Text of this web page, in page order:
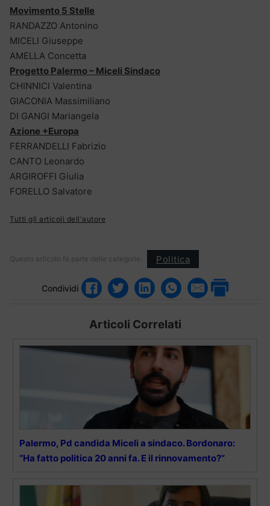
Movimento 5 Stelle
RANDAZZO Antonino
MICELI Giuseppe
AMELLA Concetta
Progetto Palermo – Miceli Sindaco
CHINNICI Valentina
GIACONIA Massimiliano
DI GANGI Mariangela
Azione +Europa
FERRANDELLI Fabrizio
CANTO Leonardo
ARGIROFFI Giulia
FORELLO Salvatore
Tutti gli articoli dell'autore
Questo articolo fa parte delle categorie: Politica
Condividi
Articoli Correlati
Palermo, Pd candida Miceli a sindaco. Bordonaro:
“Ha fatto politica 20 anni fa. E il rinnovamento?”